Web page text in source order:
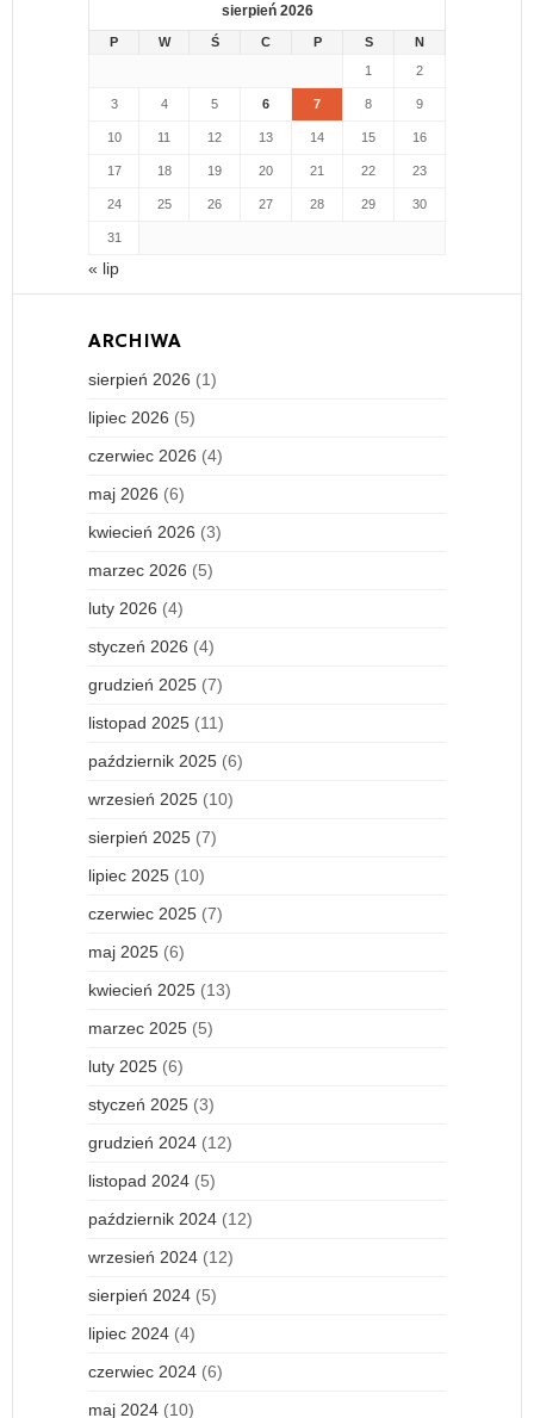
sierpień 2026
P W Ś C P S
N
1
2
3 4 5 6 7 8 9
10 11 12 13 14 15 16
17 18 19 20 21 22 23
24 25 26 27 28 29 30
31
« lip
ARCHIWA
sierpień 2026 (1)
lipiec 2026 (5)
czerwiec 2026 (4)
maj 2026 (6)
kwiecień 2026 (3)
marzec 2026 (5)
luty 2026 (4)
styczeń 2026 (4)
grudzień 2025 (7)
listopad 2025 (11)
październik 2025 (6)
wrzesień 2025 (10)
sierpień 2025 (7)
lipiec 2025 (10)
czerwiec 2025 (7)
maj 2025 (6)
kwiecień 2025 (13)
marzec 2025 (5)
luty 2025 (6)
styczeń 2025 (3)
grudzień 2024 (12)
listopad 2024 (5)
październik 2024 (12)
wrzesień 2024 (12)
sierpień 2024 (5)
lipiec 2024 (4)
czerwiec 2024 (6)
maj 2024 (10)